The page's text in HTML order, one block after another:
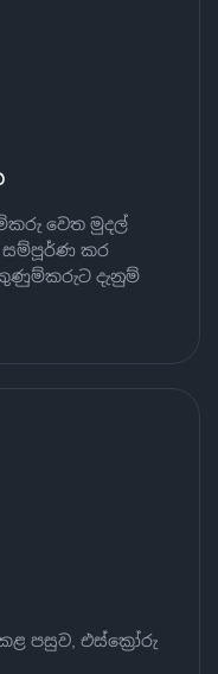
වෙත මුදල්
සම්පූර්ණ කර
දැනුම්
පසුව, එස්ක්‍රෝරු